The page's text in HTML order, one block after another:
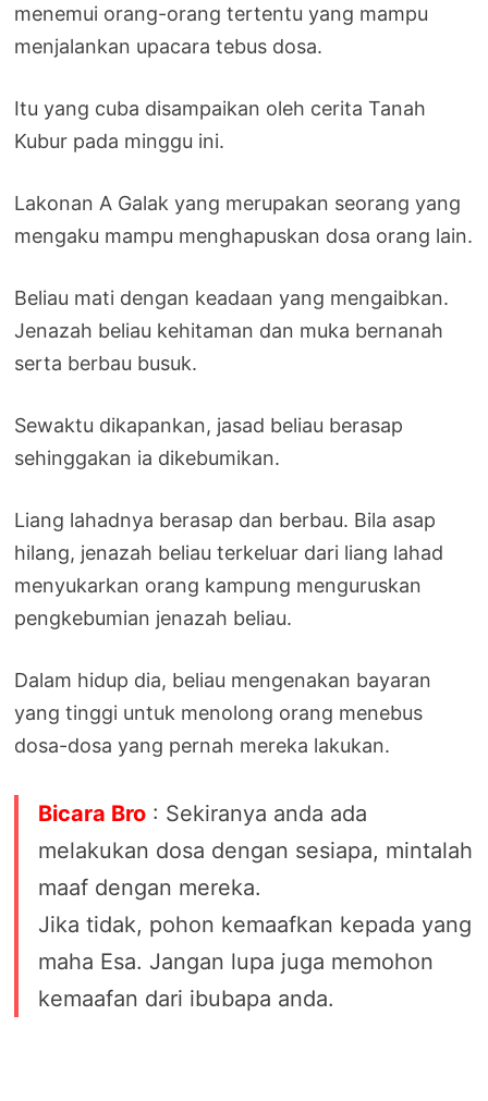
menemui orang-orang tertentu yang mampu
menjalankan upacara tebus dosa.
Itu yang cuba disampaikan oleh cerita Tanah
Kubur pada minggu ini.
Lakonan A Galak yang merupakan seorang yang
mengaku mampu menghapuskan dosa orang lain.
Beliau mati dengan keadaan yang mengaibkan.
Jenazah beliau kehitaman dan muka bernanah
serta berbau busuk.
Sewaktu dikapankan, jasad beliau berasap
sehinggakan ia dikebumikan.
Liang lahadnya berasap dan berbau. Bila asap
hilang, jenazah beliau terkeluar dari liang lahad
menyukarkan orang kampung menguruskan
pengkebumian jenazah beliau.
Dalam hidup dia, beliau mengenakan bayaran
yang tinggi untuk menolong orang menebus
dosa-dosa yang pernah mereka lakukan.
Bicara Bro : Sekiranya anda ada
melakukan dosa dengan sesiapa, mintalah
maaf dengan mereka.
Jika tidak, pohon kemaafkan kepada yang
maha Esa. Jangan lupa juga memohon
kemaafan dari ibubapa anda.